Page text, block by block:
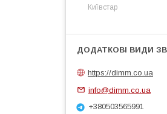
Київстар
https://dimm.co.ua
info@dimm.co.ua
+380503565991